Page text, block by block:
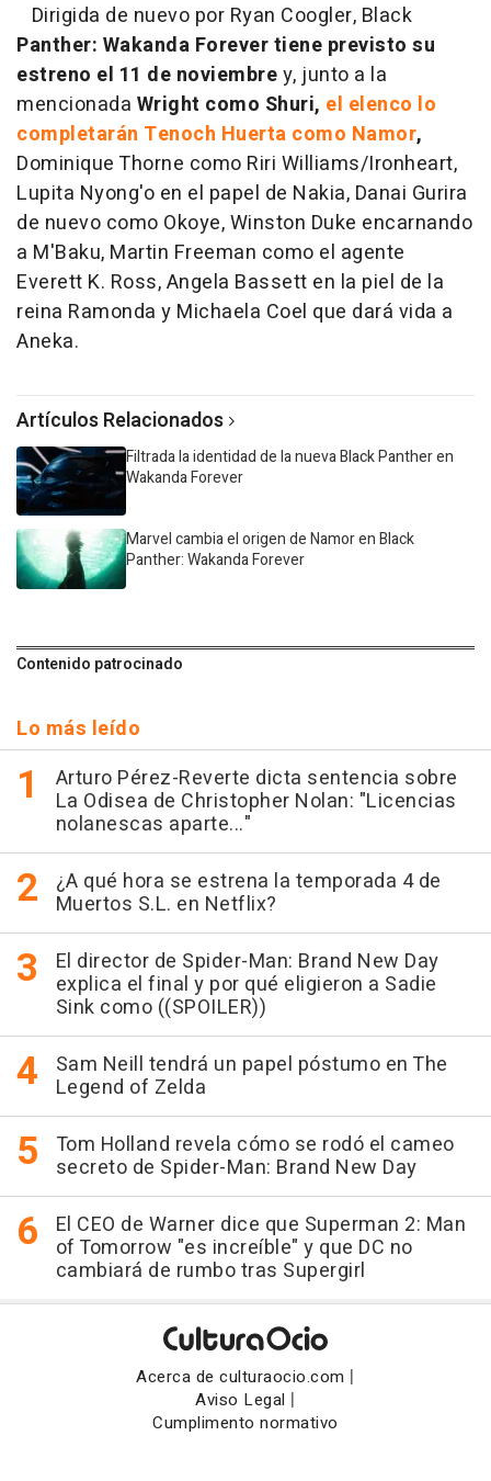
Dirigida de nuevo por Ryan Coogler, Black
Panther: Wakanda Forever tiene previsto su
estreno el 11 de noviembrey, junto a la
mencionada Wright como Shuri, el elenco lo
completarán Tenoch Huerta como Namor,
Dominique Thorne como Riri Williams/Ironheart,
Lupita Nyong'o en el papel de Nakia, Danai Gurira
de nuevo como Okoye, Winston Duke encarnando
a M'Baku, Martin Freeman como el agente
Everett K. Ross, Angela Bassett en la piel de la
reina Ramonda y Michaela Coel que dará vida a
Aneka.
Artículos Relacionados
Filtrada la identidad de la nueva Black Panther en
Wakanda Forever
Marvel cambia el origen de Namor en Black
Panther: Wakanda Forever
Contenido patrocinado
Lo más leído
Arturo Pérez-Reverte dicta sentencia sobre
La Odisea de Christopher Nolan: "Licencias
nolanescas aparte..."
¿A qué hora se estrena la temporada 4 de
Muertos S.L. en Netflix?
El director de Spider-Man: Brand New Day
explica el final y por qué eligieron a Sadie
Sink como ((SPOILER))
Sam Neill tendrá un papel póstumo en The
Legend of Zelda
Tom Holland revela cómo se rodó el cameo
secreto de Spider-Man: Brand New Day
El CEO de Warner dice que Superman 2: Man
of Tomorrow "es increíble" y que DC no
cambiará de rumbo tras Supergirl
Acerca de culturaocio.com |
Aviso Legal |
Cumplimento normativo